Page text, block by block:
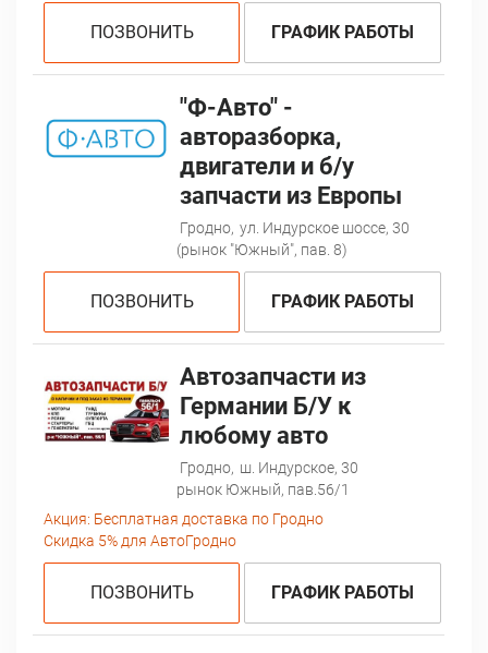
ПОЗВОНИТЬ ГРАФИК РАБОТЫ
"Ф-Авто" -
авторазборка,
двигатели и б/у
запчасти из Европы
Гродно, ул. Индурское шоссе, 30
(рынок "Южный", пав. 8)
ПОЗВОНИТЬ ГРАФИК РАБОТЫ
Автозапчасти из
Германии Б/У к
любому авто
Гродно, ш. Индурское, 30
рынок Южный, пав.56/1
Акция: Бесплатная доставка по Гродно
Скидка 5% для АвтоГродно
ПОЗВОНИТЬ ГРАФИК РАБОТЫ